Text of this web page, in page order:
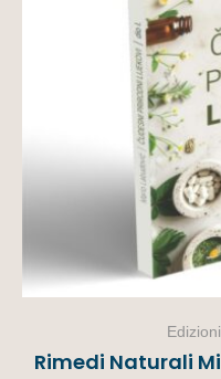
Rimedi Naturali